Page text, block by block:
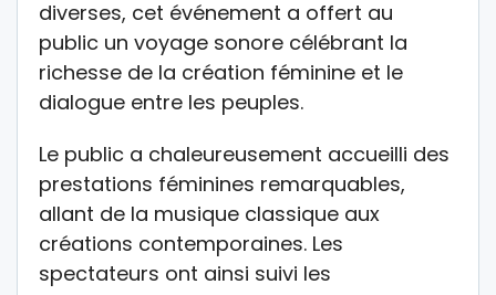
diverses, cet événement a offert au
public un voyage sonore célébrant la
richesse de la création féminine et le
dialogue entre les peuples.
Le public a chaleureusement accueilli des
prestations féminines remarquables,
allant de la musique classique aux
créations contemporaines. Les
spectateurs ont ainsi suivi les